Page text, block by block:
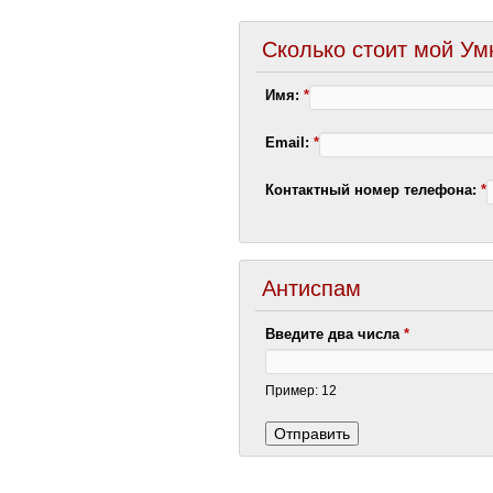
Сколько стоит мой
Имя: *
Email: *
Контактный номер телефона: *
Антиспам
Введите два числа *
Пример: 12